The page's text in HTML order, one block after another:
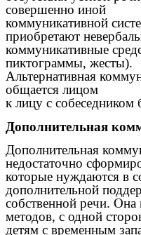
совершенно иной
коммуникативной
приобретают
коммуникативные
пиктограммы, жесты).
Альтернативная
общается лицом
к лицу с собеседником
Дополнительная
Дополнительная
недостаточно
которые нуждаются в
дополнительной
собственной речи. Она
методов, с одной
детям с временным